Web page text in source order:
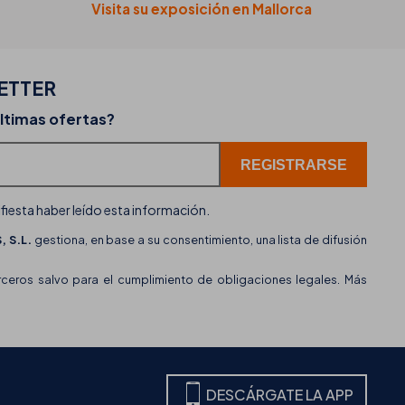
Visita su exposición en Mallorca
THB hotels incorpora WhatsApp como nuevo
de atención al cliente
ofertas?
haber leído esta información.
S.L. gestiona, en base a su consentimiento, una lista de difusión
salvo para el cumplimiento de obligaciones legales. Más
DESCÁRGATE LA APP